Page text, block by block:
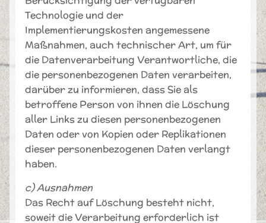
Technologie und der
Implementierungskosten angemessene
Maßnahmen, auch technischer Art, um für
die Datenverarbeitung Verantwortliche, die
die personenbezogenen Daten verarbeiten,
darüber zu informieren, dass Sie als
betroffene Person von ihnen die Löschung
aller Links zu diesen personenbezogenen
Daten oder von Kopien oder Replikationen
dieser personenbezogenen Daten verlangt
haben.
c) Ausnahmen
Das Recht auf Löschung besteht nicht,
soweit die Verarbeitung erforderlich ist